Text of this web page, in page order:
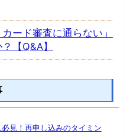
ード審査に通らない」
【Q&A】
見！再申し込みのタイミン